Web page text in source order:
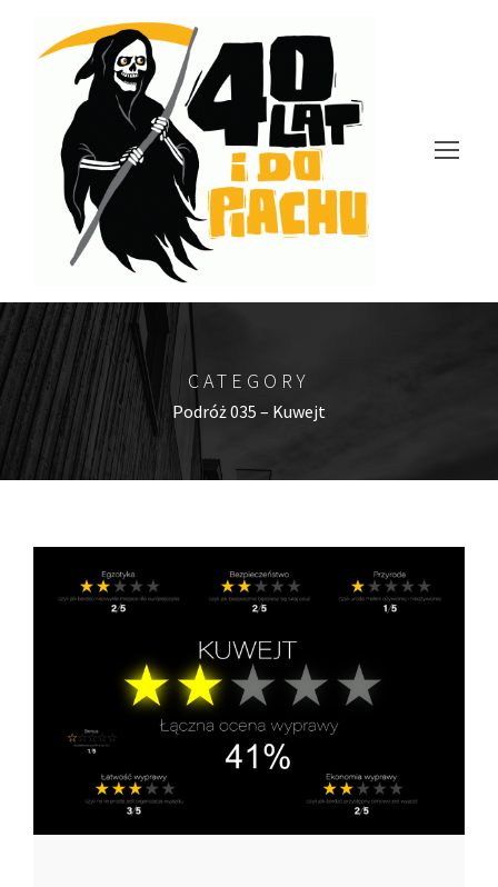
CATEGORY
Podróż 035 – Kuwejt